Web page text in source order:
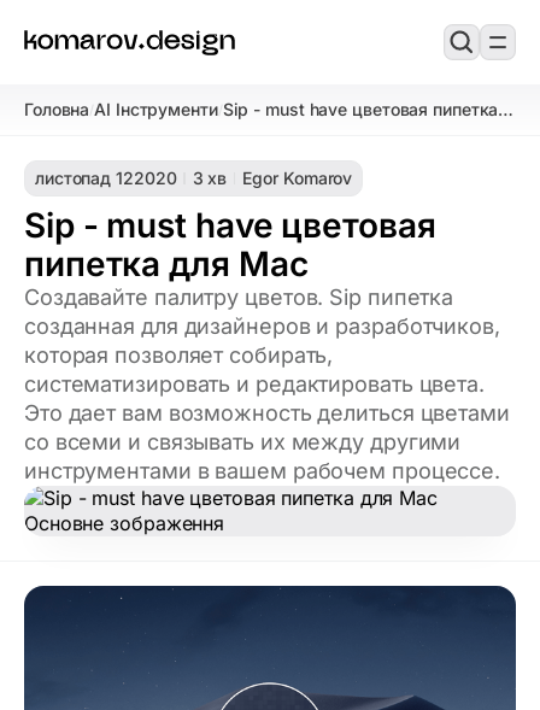
Головна/AI Інструменти/Sip - must have цветовая пипетка
листопад 122020 3 хв Egor Komarov
Sip - must have цветовая
пипетка для Mac
Создавайте палитру цветов. Sip пипетка
созданная для дизайнеров и разработчиков,
которая позволяет собирать,
систематизировать и редактировать цвета.
Это дает вам возможность делиться цветами
со всеми и связывать их между другими
инструментами в вашем рабочем процессе.